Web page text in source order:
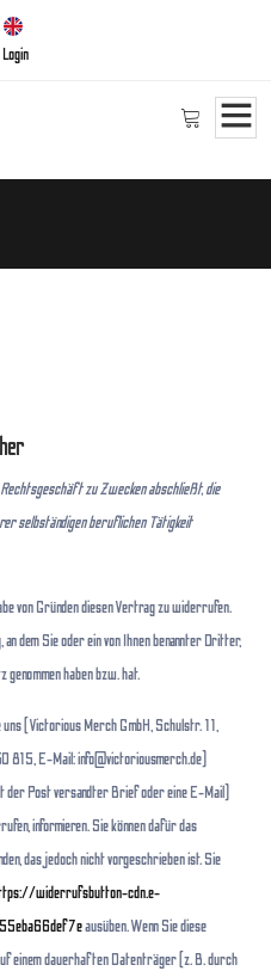
Login
zu Zwecken abschließt, die
selbständigen beruflichen Tätigkeit
von Gründen diesen Vertrag zu widerrufen.
dem Sie oder ein von Ihnen benannter Dritter,
haben bzw. hat.
(Victorious Merch GmbH, Schulstr. 11,
E-Mail: info@victoriousmerch.de)
der Post versandter Brief oder eine E-Mail)
informieren. Sie können dafür das
das jedoch nicht vorgeschrieben ist. Sie
widerrufsbutton-cdn.e-
ausüben. Wenn Sie diese
einem dauerhaften Datenträger (z. B. durch